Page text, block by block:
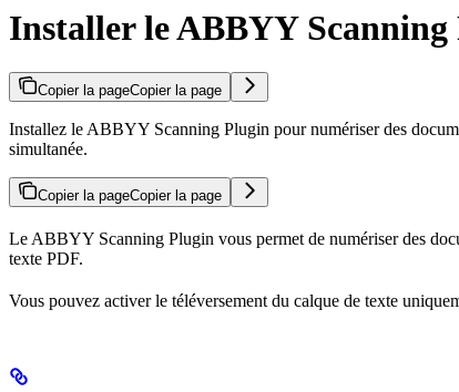
Installer le ABBYY Scanning
Copier la pageCopier la page
Installez le ABBYY Scanning Plugin pour numériser des
simultanée.
Copier la pageCopier la page
Le ABBYY Scanning Plugin vous permet de numériser des
texte PDF.
Vous pouvez activer le téléversement du calque de texte